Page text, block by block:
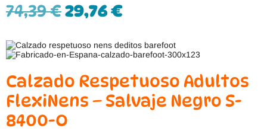
74,39€29,76€
Calzado Respetuoso Adultos
FlexiNens – Salvaje Negro S-
8400-O